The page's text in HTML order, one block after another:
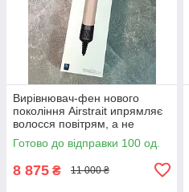
Вирівнювач-фен нового
покоління Airstrait ипрямляє
волосся повітрям, а не
пластинами
Готово до відправки 100 од.
8 875 ₴ 11 000 ₴